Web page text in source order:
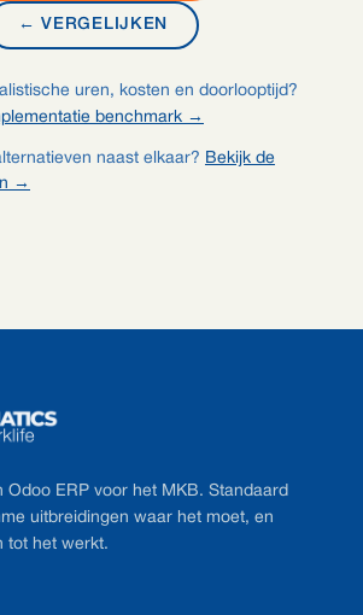
← VERGELIJKEN
uren, kosten en doorlooptijd?
benchmark →
naast elkaar? Bekijk de
→
Odoo ERP voor het MKB. Standaard
uitbreidingen waar het moet, en
tot het werkt.